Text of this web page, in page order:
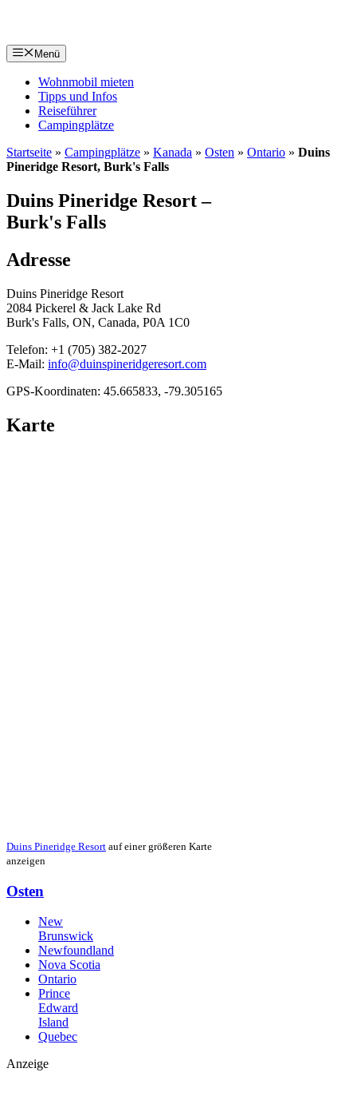
Menü
Wohnmobil mieten
Tipps und Infos
Reiseführer
Campingplätze
Startseite » Campingplätze » Kanada » Osten » Ontario » Duins
Pineridge Resort, Burk's Falls
Duins Pineridge Resort –
Burk's Falls
Adresse
Duins Pineridge Resort
2084 Pickerel & Jack Lake Rd
Burk's Falls, ON, Canada, P0A 1C0
Telefon: +1 (705) 382-2027
E-Mail: info@duinspineridgeresort.com
GPS-Koordinaten: 45.665833, -79.305165
Karte
Duins Pineridge Resort auf einer größeren Karte
anzeigen
Osten
New
Brunswick
Newfoundland
Nova Scotia
Ontario
Prince
Edward
Island
Quebec
Anzeige